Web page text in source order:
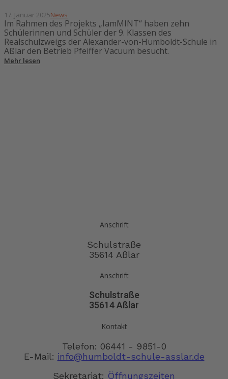
17. Januar 2025News
Im Rahmen des Projekts „IamMINT“ haben zehn
Schülerinnen und Schüler der 9. Klassen des
Realschulzweigs der Alexander-von-Humboldt-Schule in
Aßlar den Betrieb Pfeiffer Vacuum besucht.
Mehr lesen
Anschrift
Schulstraße
35614 Aßlar
Anschrift
Schulstraße
35614 Aßlar
Kontakt
Telefon: 06441 - 9851-0
E-Mail: info@humboldt-schule-asslar.de
Sekretariat: Öffnungszeiten